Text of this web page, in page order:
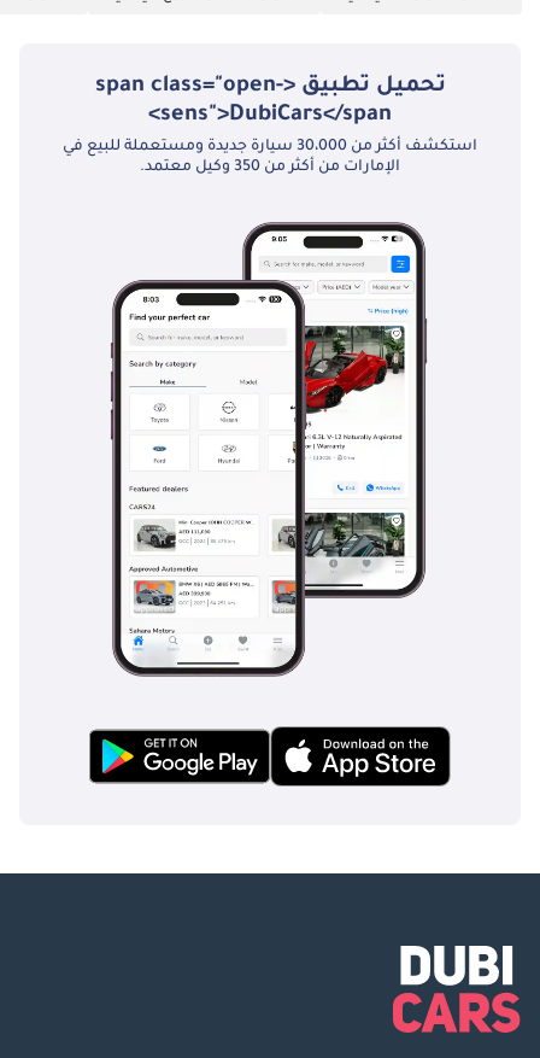
—————— معاينات
السيدة لذات -
مواعيد صالة العرض:
من 10:00 صباحًا إلى
الاثنين إلى السبت.
—————— نبذة عن
باروغزاي: باروغزاي هي
الطلب. على عكس
شركات التحويل
التقليدية، يتم تصميم
يضمن جودة فائقة
وموثوقية عالية ودعمًا
الداخلية بين الفخامة
تجربة السفر بطائرة
خاصة على الطريق.
—————— تابعونا
تحميل تطبيق <span class="open-
sens">DubiCars</span>
استكشف أكثر من 30،000 سيارة جديدة ومستعملة للبيع في
الإمارات من أكثر من 350 وكيل معتمد.